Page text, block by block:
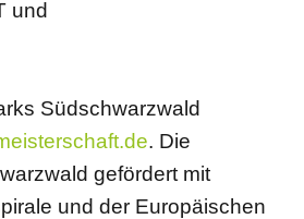
und
Südschwarzwald
. Die
gefördert mit
und der Europäischen